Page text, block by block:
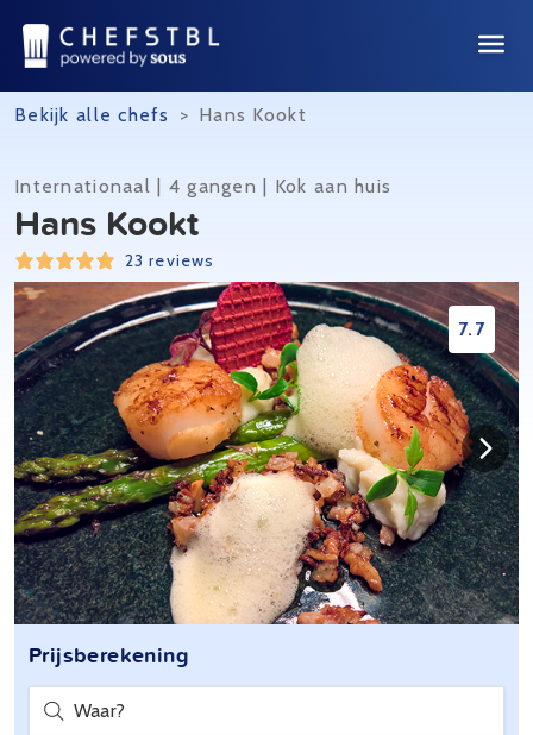
Bekijk alle chefs > Hans Kookt
Internationaal | 4 gangen | Kok aan huis
Hans Kookt
23 reviews
7.7
Prijsberekening
Waar?